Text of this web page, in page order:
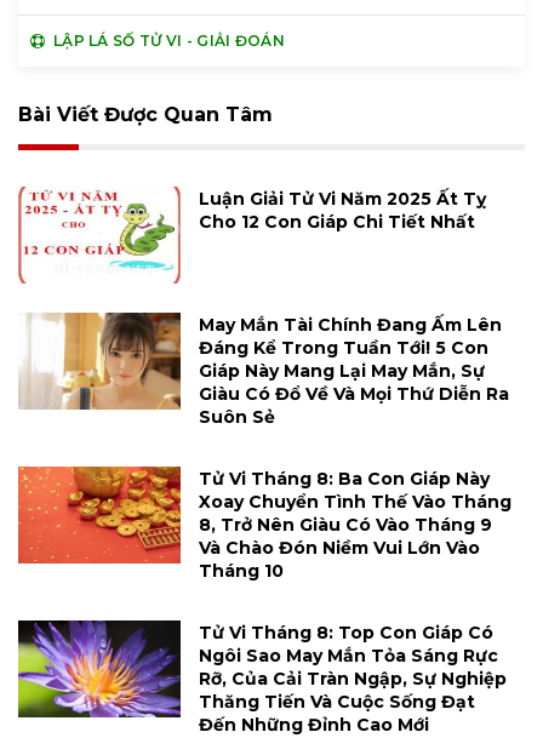
LẬP LÁ SỐ TỬ VI - GIẢI ĐOÁN
Bài Viết Được Quan Tâm
Luận Giải Tử Vi Năm 2025 Ất Tỵ
Cho 12 Con Giáp Chi Tiết Nhất
May Mắn Tài Chính Đang Ấm Lên
Đáng Kể Trong Tuần Tới! 5 Con
Giáp Này Mang Lại May Mắn, Sự
Giàu Có Đổ Về Và Mọi Thứ Diễn Ra
Suôn Sẻ
Tử Vi Tháng 8: Ba Con Giáp Này
Xoay Chuyển Tình Thế Vào Tháng
8, Trở Nên Giàu Có Vào Tháng 9
Và Chào Đón Niềm Vui Lớn Vào
Tháng 10
Tử Vi Tháng 8: Top Con Giáp Có
Ngôi Sao May Mắn Tỏa Sáng Rực
Rỡ, Của Cải Tràn Ngập, Sự Nghiệp
Thăng Tiến Và Cuộc Sống Đạt
Đến Những Đỉnh Cao Mới